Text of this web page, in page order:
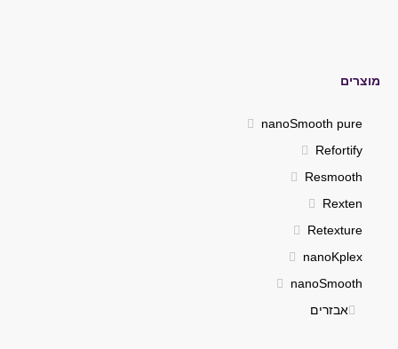
מוצרים
nanoSmooth pure
Refortify
Resmooth
Rexten
Retexture
nanoKplex
nanoSmooth
אבזרים